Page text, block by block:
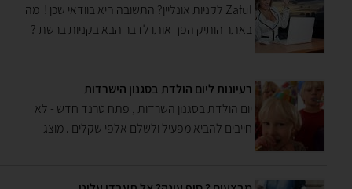
Zaful לקניות אונליין? התשובה היא בוודאי שכן ! מה
באתר הותיק הפך אותו לדבר הבא בקניות ברשת ?
Zaful עכשיו ?
רעיונות ליום הולדת בסגנון הישרדות
יום הולדת בסגנון השרדות , פתח טרנד חדש - לא
חייבים להביא מפעיל ולשלם אלפי שקלים . מוצג